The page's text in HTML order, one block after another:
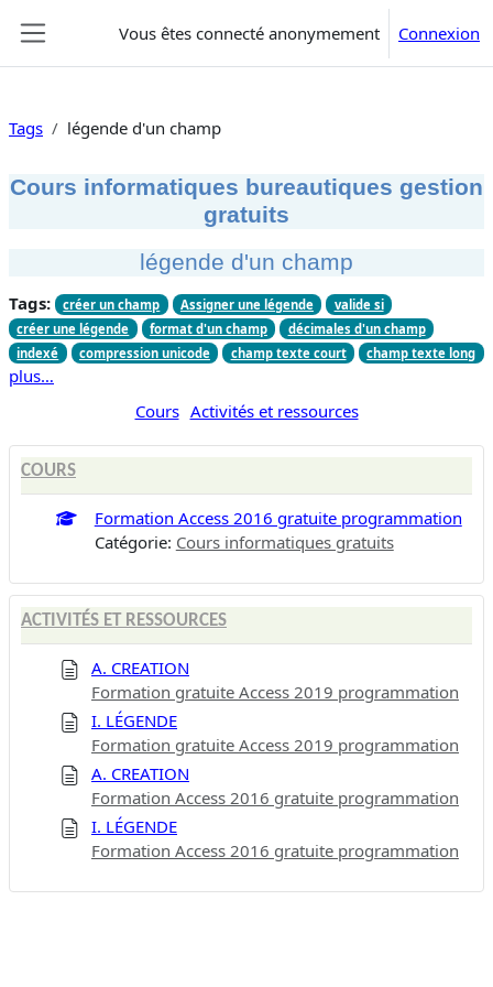
Vous êtes connecté anonymement Connexion
Tags légende d'un champ
Cours informatiques bureautiques gestion
gratuits
légende d'un champ
Tags: créer un champ Assigner une légende
valide si
créer une légende
format d'un champ
décimales d'un champ
indexé
compression unicode champ texte court champ texte long
plus…
Cours Activités et ressources
COURS
Formation Access 2016 gratuite programmation
Catégorie: Cours informatiques gratuits
ACTIVITÉS ET RESSOURCES
A. CREATION
Formation gratuite Access 2019 programmation
I. LÉGENDE
Formation gratuite Access 2019 programmation
A. CREATION
Formation Access 2016 gratuite programmation
I. LÉGENDE
Formation Access 2016 gratuite programmation